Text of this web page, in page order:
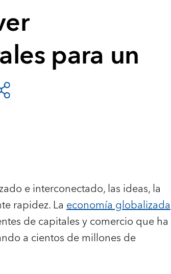
para un
e interconectado, las ideas, la
rapidez. La economía globalizada
de capitales y comercio que ha
a cientos de millones de